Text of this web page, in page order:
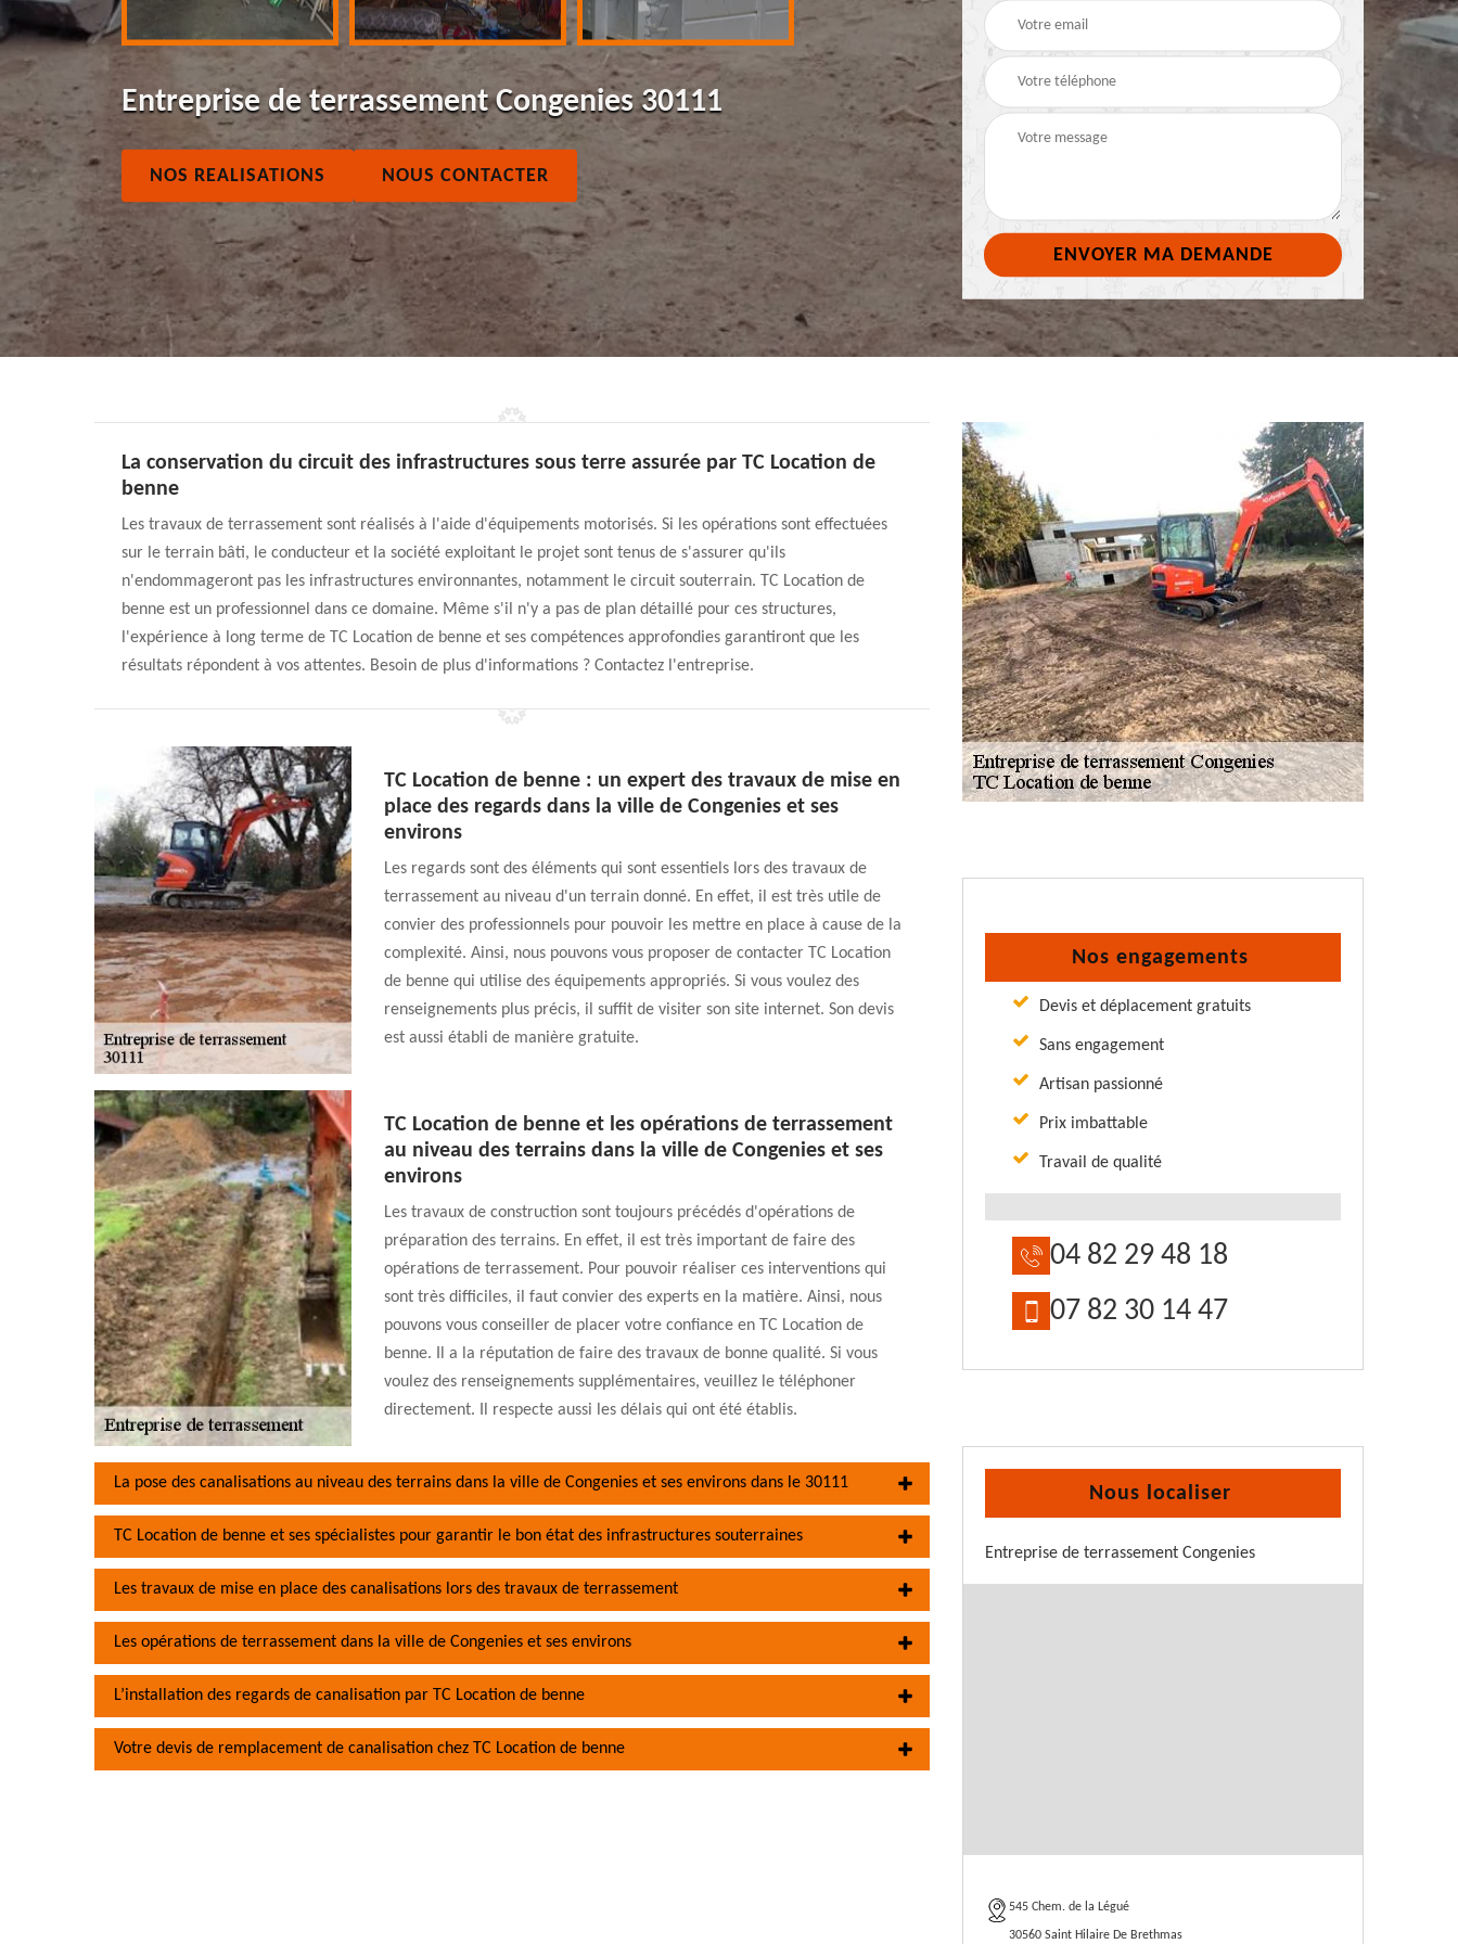
Entreprise de terrassement Congenies 30111
NOS REALISATIONS NOUS CONTACTER
La conservation du circuit des infrastructures sous terre assurée par TC Location de
benne
Les travaux de terrassement sont réalisés à l'aide d'équipements motorisés. Si les opérations sont effectuées
sur le terrain bâti, le conducteur et la société exploitant le projet sont tenus de s'assurer qu'ils
n'endommageront pas les infrastructures environnantes, notamment le circuit souterrain. TC Location de
benne est un professionnel dans ce domaine. Même s'il n'y a pas de plan détaillé pour ces structures,
l'expérience à long terme de TC Location de benne et ses compétences approfondies garantiront que les
résultats répondent à vos attentes. Besoin de plus d'informations ? Contactez l'entreprise.
TC Location de benne : un expert des travaux de mise en
place des regards dans la ville de Congenies et ses
environs
Les regards sont des éléments qui sont essentiels lors des travaux de
terrassement au niveau d'un terrain donné. En effet, il est très utile de
convier des professionnels pour pouvoir les mettre en place à cause de la
complexité. Ainsi, nous pouvons vous proposer de contacter TC Location
de benne qui utilise des équipements appropriés. Si vous voulez des
renseignements plus précis, il suffit de visiter son site internet. Son devis
est aussi établi de manière gratuite.
TC Location de benne et les opérations de terrassement
au niveau des terrains dans la ville de Congenies et ses
environs
Les travaux de construction sont toujours précédés d'opérations de
préparation des terrains. En effet, il est très important de faire des
opérations de terrassement. Pour pouvoir réaliser ces interventions qui
sont très difficiles, il faut convier des experts en la matière. Ainsi, nous
pouvons vous conseiller de placer votre confiance en TC Location de
benne. Il a la réputation de faire des travaux de bonne qualité. Si vous
voulez des renseignements supplémentaires, veuillez le téléphoner
directement. Il respecte aussi les délais qui ont été établis.
La pose des canalisations au niveau des terrains dans la ville de Congenies et ses environs dans le 30111
TC Location de benne et ses spécialistes pour garantir le bon état des infrastructures souterraines
Les travaux de mise en place des canalisations lors des travaux de terrassement
Les opérations de terrassement dans la ville de Congenies et ses environs
L’installation des regards de canalisation par TC Location de benne
Votre devis de remplacement de canalisation chez TC Location de benne
Nos engagements
Devis et déplacement gratuits
Sans engagement
Artisan passionné
Prix imbattable
Travail de qualité
04 82 29 48 18
07 82 30 14 47
Nous localiser
Entreprise de terrassement Congenies
545 Chem. de la Légué
30560 Saint Hilaire De Brethmas